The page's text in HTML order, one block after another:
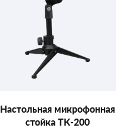
Настольная микрофонная
стойка TK-200